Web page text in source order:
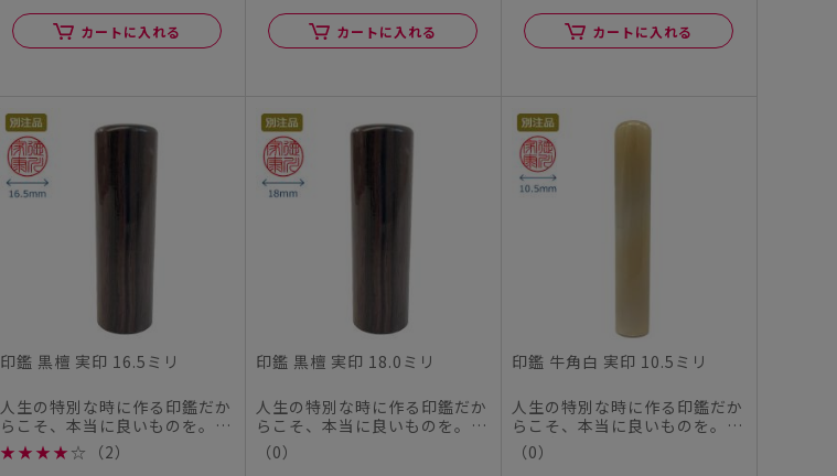
カートに入れる カートに入れる カートに入れる
印鑑 黒檀 実印 16.5ミリ
人生の特別な時に作る印鑑だか
らこそ、本当に良いものを。
この度、シヤチハタオフィシャ
ル...
★ ★ ★ ★ ☆ （2）
印鑑 黒檀 実印 18.0ミリ
人生の特別な時に作る印鑑だか
らこそ、本当に良いものを。
この度、シヤチハタオフィシャ
ル...
（0）
印鑑 牛角白 実印 10.5ミリ
人生の特別な時に作る印鑑だか
らこそ、本当に良いものを。
この度、シヤチハタオフィシャ
ル...
（0）